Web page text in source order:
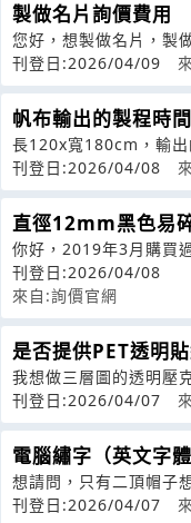
製做名片詢價費用
您好，想製做名片，製
刊登日:2026/04/09
帆布輸出的製程時
長120x寬180cm，輸
180cm
刊登日:2026/04/08
直徑12mm黑色易
你好，2019年3月購買
購量、單價、交期！
刊登日:2026/04/08
來自:詢價官網
是否提供PET透明
我想做三層圖的透明壓
圖）（每塊壓克力尺寸
刊登日:2026/04/07
電腦繡字（英文字體
想請問，只有二頂帽子
嗎？如果可以，請問費
刊登日:2026/04/07